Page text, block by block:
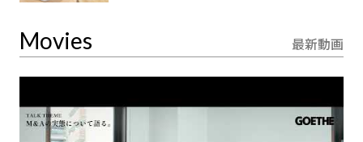
Movies 最新動画